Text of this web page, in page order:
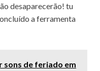
desaparecerão! tu
a ferramenta
sons de feriado em